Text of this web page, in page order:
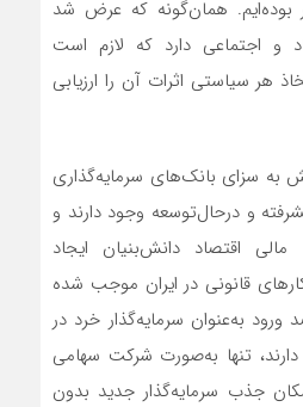
همان‌گونه که عرض شد
و اجتماعی دارد که لازم است
هر سیاستی اثرات آن را ارزیابی
به سزای بانک‌های سرمایه‌گذاری
و درحال‌توسعه وجود دارند و
اقتصاد دانش‌بنیان ایجاد
قانونی در ایران موجب شده
به‌عنوان سرمایه‌گذار خرد در
تنها به‌صورت شرکت سهامی
جذب سرمایه‌گذار جدید بدون